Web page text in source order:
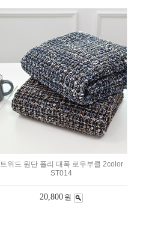
트위드 원단 폴리 대폭 로우부클 2color
ST014
20,800 원